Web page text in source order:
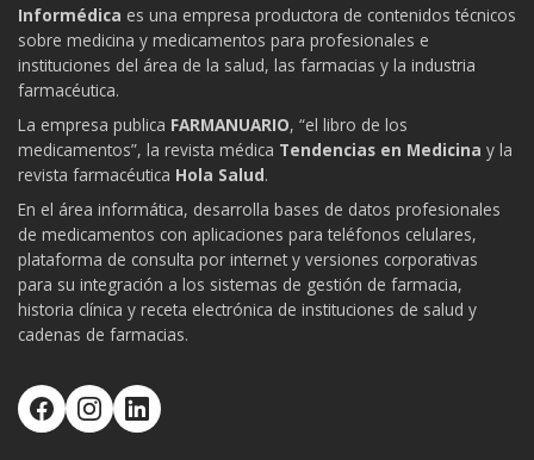
Informédica es una empresa productora de contenidos técnicos
sobre medicina y medicamentos para profesionales e
instituciones del área de la salud, las farmacias y la industria
farmacéutica.
La empresa publica FARMANUARIO, “el libro de los
medicamentos”, la revista médica Tendencias en Medicina y la
revista farmacéutica Hola Salud.
En el área informática, desarrolla bases de datos profesionales
de medicamentos con aplicaciones para teléfonos celulares,
plataforma de consulta por internet y versiones corporativas
para su integración a los sistemas de gestión de farmacia,
historia clínica y receta electrónica de instituciones de salud y
cadenas de farmacias.